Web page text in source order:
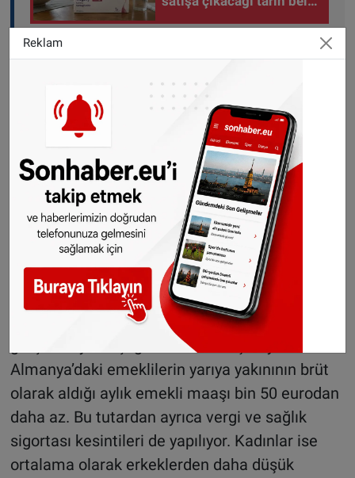
Buna göre bir emeklinin yaşam standardını
koruyabilmesi ve maddi açıdan kendini
güvende hissedebilmesi için aylık gelirlerinin
bin 464 ile 2 bin 100 euro arasında olması
gerekiyor. Aylık geliri bin 464 euronun altında
olan emekliler ise istatistiksel olarak yoksulluk
riski ile karşı karşıya sayılıyor.
Emeklilerin yarıya yakını bu rakamı
tutturamıyor
Hesaplamalara dayanan bu gelir seviyeleri
gerçek hayatla çoğu zaman örtüşmüyor.
Almanya’daki emeklilerin yarıya yakınının brüt
olarak aldığı aylık emekli maaşı bin 50 eurodan
daha az. Bu tutardan ayrıca vergi ve sağlık
sigortası kesintileri de yapılıyor. Kadınlar ise
ortalama olarak erkeklerden daha düşük
Reklam